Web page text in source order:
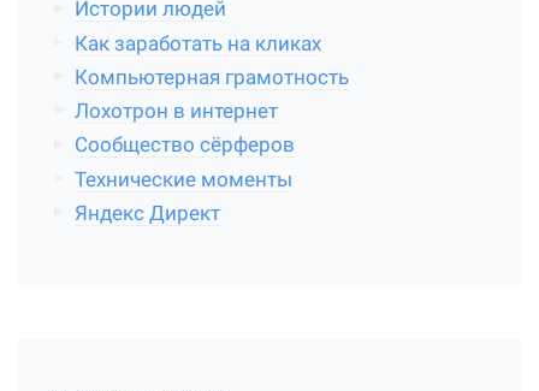
Истории людей
Как заработать на кликах
Компьютерная грамотность
Лохотрон в интернет
Сообщество сёрферов
Технические моменты
Яндекс Директ